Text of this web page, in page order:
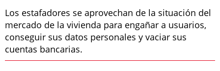
Los estafadores se aprovechan de la situación del
mercado de la vivienda para engañar a usuarios,
conseguir sus datos personales y vaciar sus
cuentas bancarias.